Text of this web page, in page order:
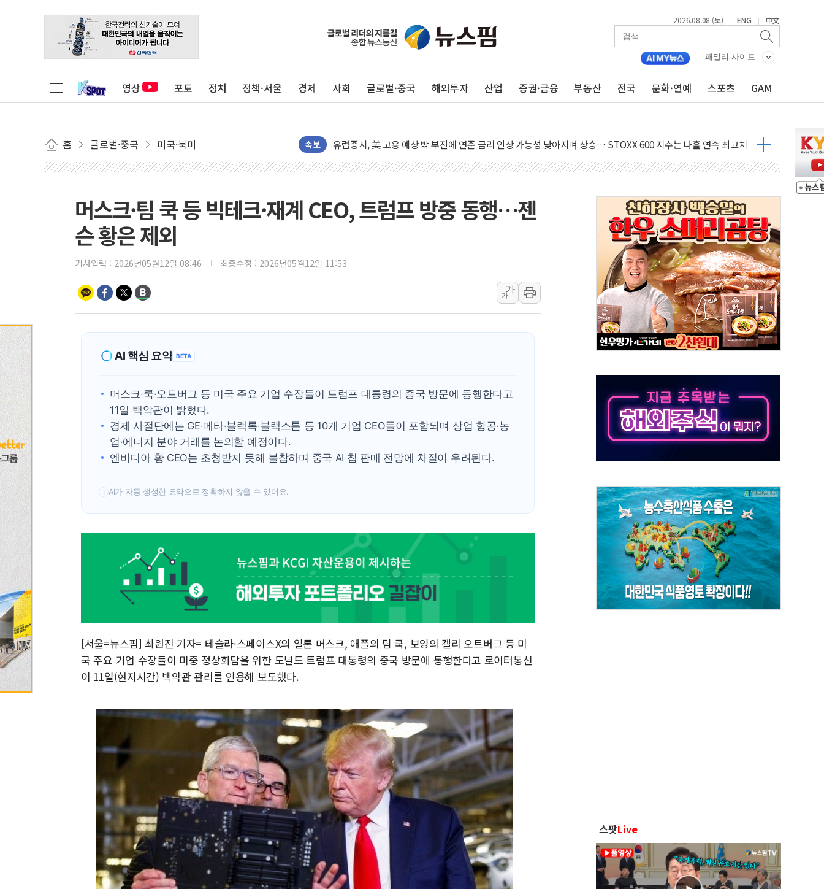
2026.08.08 (토) | ENG | 中文
패밀리 사이트
영상 포토 정치 정책·서울 경제 사회 글로벌·중국 해외투자 산업 증권·금융 부동산 전국 문화·연예 스포츠 GAM
홈 글로벌·중국 미국·북미 속보
뉴욕증시, 고용 쇼크에 금리 인상 우려 후퇴…S&P500 최고치
트럼프, 쿡 연준 이사 해임 재추진…"26일까지 의혹 소명" 요구
미 연준 매파 기세 꺾이나…고용 감소에 9월 동결 전망 우세
[종합] 이슬람 수니파 3국, '공동방위협정' 체결… 이스라엘·이란 위협에 맞설 자체 억지력 강화
美 항소법원, 백악관 무도회장 공사 중단 명령…트럼프 제동
이란 핵심 원유 수출항 '하르그섬', 최근 1주일 이상 '올스톱'… 美 해상봉쇄 영향
뉴욕증시 프리뷰, 美 고용 쇼크에 금리 인상 우려 후퇴…나스닥 선물 1%대 상승
[종합] 美 7월 고용 2만3000명 감소 '쇼크'…9월 금리 인상 기대 후퇴
[사진] 이슬람 수니파 3개국, 공동방위협정 체결
뉴욕증시 개장 전 특징주...아틀라시안·클라우드플레어·태양광주↑ VS 트레이드데스크·웬디스↓
보훈부, 미 DPAA와 MOU… "6·25 미군 실종자 7359명 끝까지 찾겠다"
李 "해남 태양광, 대한민국 다음 100년 밑거름…수도권 집중 완화 전환점"
李 대통령, '6시간 마라톤 부동산 2차 회의' 주재… "전폭적 공급 확대·속도전 총력"
머스크·팀 쿡 등 빅테크·재계 CEO, 트럼프 방중 동행…젠
슨 황은 제외
기사입력 : 2026년05월12일 08:46 최종수정 : 2026년05월12일 11:53
가
가
AI 핵심 요약 BETA
머스크·쿡·오트버그 등 미국 주요 기업 수장들이 트럼프 대통령의 중국 방문에 동행한다고
11일 백악관이 밝혔다.
경제 사절단에는 GE·메타·블랙록·블랙스톤 등 10개 기업 CEO들이 포함되며 상업 항공·농
업·에너지 분야 거래를 논의할 예정이다.
엔비디아 황 CEO는 초청받지 못해 불참하며 중국 AI 칩 판매 전망에 차질이 우려된다.
! AI가 자동 생성한 요약으로 정확하지 않을 수 있어요.
[서울=뉴스핌] 최원진 기자= 테슬라·스페이스X의 일론 머스크, 애플의 팀 쿡, 보잉의 켈리 오트버그 등 미
국 주요 기업 수장들이 미중 정상회담을 위한 도널드 트럼프 대통령의 중국 방문에 동행한다고 로이터통신
이 11일(현지시간) 백악관 관리를 인용해 보도했다.
스팟Live